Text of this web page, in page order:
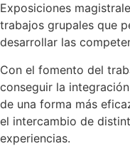
Exposiciones
trabajos grupales que
desarrollar las
Con el fomento del
conseguir la
de una forma más
el intercambio de
experiencias.